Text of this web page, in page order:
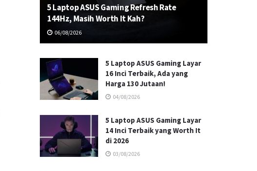
5 Laptop ASUS Gaming Refresh Rate
144Hz, Masih Worth It Kah?
06/08/2026
5 Laptop ASUS Gaming Layar
16 Inci Terbaik, Ada yang
Harga 130 Jutaan!
04/08/2026
5 Laptop ASUS Gaming Layar
14 Inci Terbaik yang Worth It
di 2026
03/08/2026